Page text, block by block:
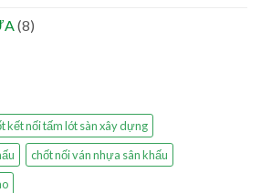
(8)
kết nối tấm lót sàn xây dựng
chốt nối ván nhựa sân khấu